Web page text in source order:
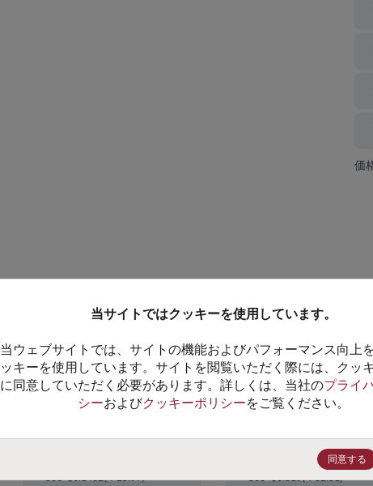
価
データシート
500+$0.1462(￥23.97)
データシート
￥58.13)
500+$0.319(￥52.31)
当サイトではクッキーを使用しています。
当ウェブサイトでは、サイトの機能およびパフォーマンス向上
ッキーを使用しています。サイトを閲覧いただく際には、クッ
に同意していただく必要があります。詳しくは、当社のプライ
シーおよびクッキーポリシーをご覧ください。
同意する